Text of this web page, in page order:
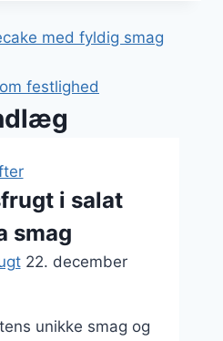
med fyldig smag
festlighed
i salat
smag
22. december
unikke smag og